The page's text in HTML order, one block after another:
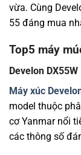
vừa. Cùng
55 đáng mua
Top5 máy
Develon DX55W
Máy xúc
model thuộc
cơ Yanmar nổi
các thông số